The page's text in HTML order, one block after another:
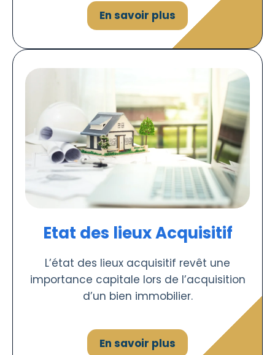
En savoir plus
Etat des lieux Acquisitif
L’état des lieux acquisitif revêt une
importance capitale lors de l’acquisition
d’un bien immobilier.
En savoir plus